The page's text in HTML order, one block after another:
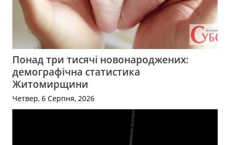
Понад три тисячі новонароджених:
демографічна статистика
Житомирщини
Четвер, 6 Серпня, 2026